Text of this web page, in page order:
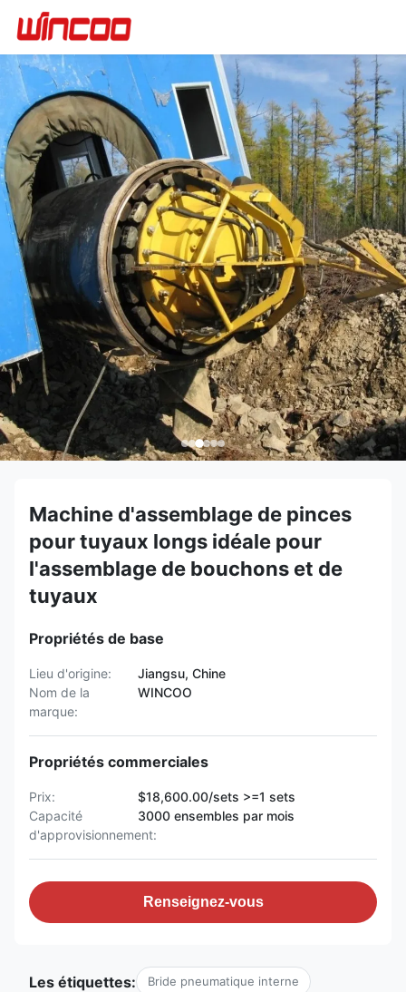
Machine d'assemblage de pinces
pour tuyaux longs idéale pour
l'assemblage de bouchons et de
tuyaux
Propriétés de base
Lieu d'origine:
Jiangsu, Chine
Nom de la
marque:
WINCOO
Propriétés commerciales
Prix:
$18,600.00/sets >=1 sets
Capacité
d'approvisionnement:
3000 ensembles par mois
Renseignez-vous
Les étiquettes: Bride pneumatique interne